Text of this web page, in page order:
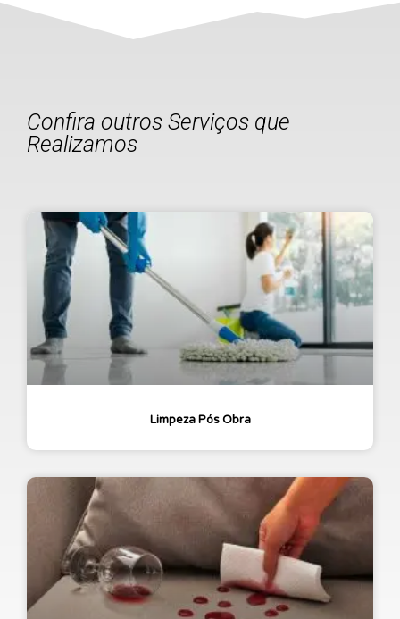
Confira outros Serviços que
Realizamos
Limpeza Pós Obra